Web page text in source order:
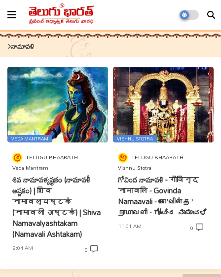
నామావళి
VEDA MANTRAM
TELUGU BHAARATH
Veda Mantram
శివ నామావళ్యష్టకం (నామావళీ
అష్టకం) | शिव
नामावल्यष्टकं
(नामावली अष्टकं) | Shiva
Namavalyashtakam
(Namavali Ashtakam)
9:04 AM 0
VISHNU STOTRA
TELUGU BHAARATH
Vishnu Stotra
గోవింద నామావళి - गोविन्द
नामावलि - Govinda
Namaavali - கோ³வின்த³
நாமாவளி - ಗೋವಿಂದ ನಾಮಾವಳಿ
11:01 AM 0